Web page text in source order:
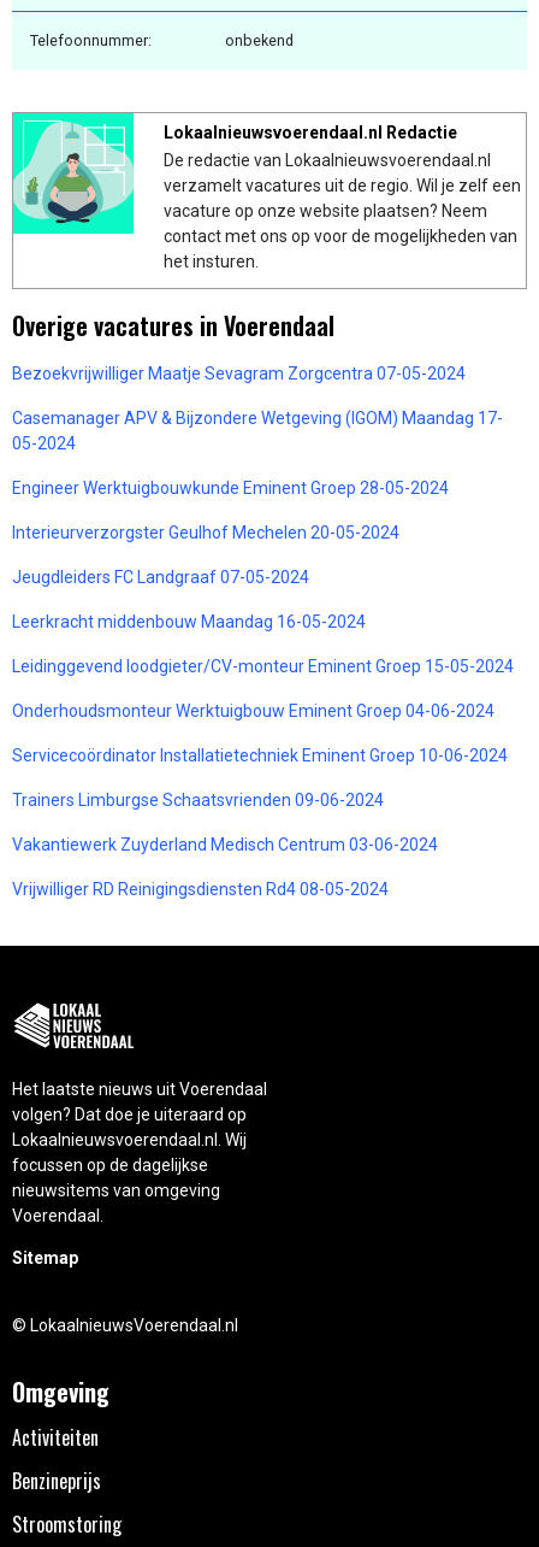
Telefoonnummer: onbekend
Lokaalnieuwsvoerendaal.nl Redactie
De redactie van Lokaalnieuwsvoerendaal.nl
verzamelt vacatures uit de regio. Wil je zelf een
vacature op onze website plaatsen? Neem
contact met ons op voor de mogelijkheden van
het insturen.
Overige vacatures in Voerendaal
Bezoekvrijwilliger Maatje Sevagram Zorgcentra 07-05-2024
Casemanager APV & Bijzondere Wetgeving (IGOM) Maandag 17-
05-2024
Engineer Werktuigbouwkunde Eminent Groep 28-05-2024
Interieurverzorgster Geulhof Mechelen 20-05-2024
Jeugdleiders FC Landgraaf 07-05-2024
Leerkracht middenbouw Maandag 16-05-2024
Leidinggevend loodgieter/CV-monteur Eminent Groep 15-05-2024
Onderhoudsmonteur Werktuigbouw Eminent Groep 04-06-2024
Servicecoördinator Installatietechniek Eminent Groep 10-06-2024
Trainers Limburgse Schaatsvrienden 09-06-2024
Vakantiewerk Zuyderland Medisch Centrum 03-06-2024
Vrijwilliger RD Reinigingsdiensten Rd4 08-05-2024
Het laatste nieuws uit Voerendaal
volgen? Dat doe je uiteraard op
Lokaalnieuwsvoerendaal.nl. Wij
focussen op de dagelijkse
nieuwsitems van omgeving
Voerendaal.
Sitemap
© LokaalnieuwsVoerendaal.nl
Omgeving
Activiteiten
Benzineprijs
Stroomstoring